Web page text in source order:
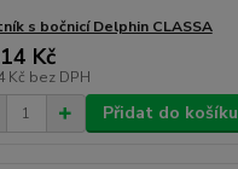
s bočnicí Delphin CLASSA
Kč
Kč bez DPH
Přidat do košíku